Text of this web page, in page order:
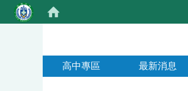
高中專區 最新消息